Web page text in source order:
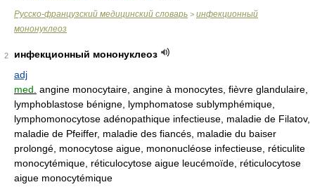
Русско-французский медицинский словарь > инфекционный
мононуклеоз
2
инфекционный мононуклеоз
adj
med. angine monocytaire, angine à monocytes, fièvre glandulaire,
lymphoblastose bénigne, lymphomatose sublymphémique,
lymphomonocytose adénopathique infectieuse, maladie de Filatov,
maladie de Pfeiffer, maladie des fiancés, maladie du baiser
prolongé, monocytose aigue, mononucléose infectieuse, réticulite
monocytémique, réticulocytose aigue leucémoïde, réticulocytose
aigue monocytémique